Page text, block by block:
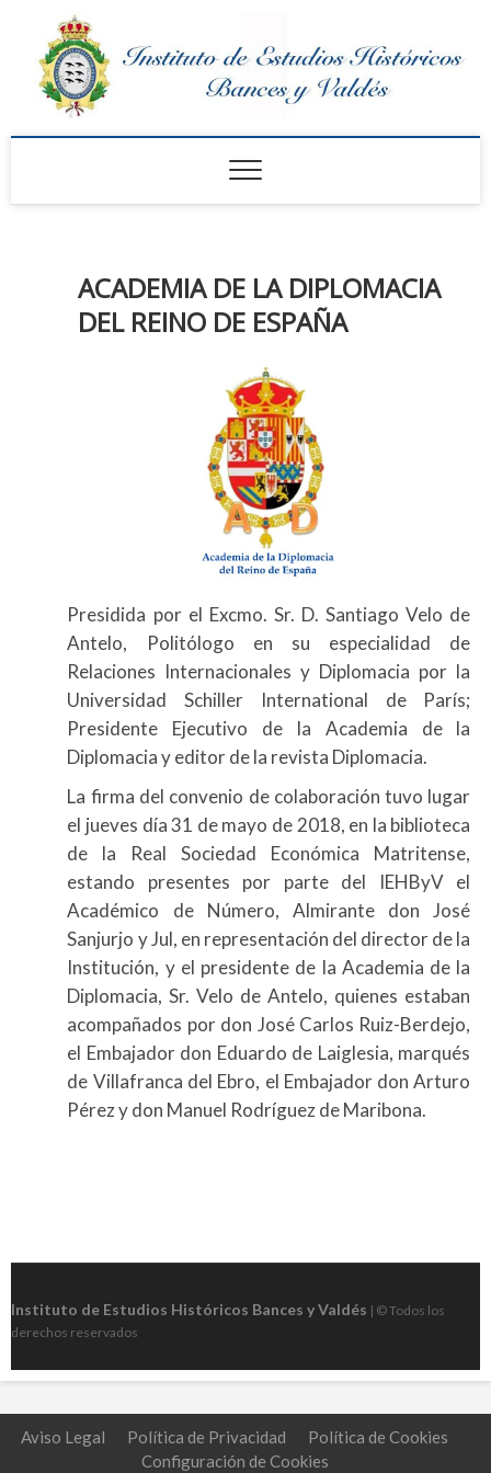
contenido
Instituto de Estudios
Históricos Bances y
ACADEMIA DE LA DIPLOMACIA
DEL REINO DE ESPAÑA
Presidida por el Excmo. Sr. D. Santiago Velo de
Antelo, Politólogo en su especialidad de
Relaciones Internacionales y Diplomacia por la
Universidad Schiller International de París;
Presidente Ejecutivo de la Academia de la
Diplomacia y editor de la revista Diplomacia.
La firma del convenio de colaboración tuvo lugar
el jueves día 31 de mayo de 2018, en la biblioteca
de la Real Sociedad Económica Matritense,
estando presentes por parte del IEHByV el
Académico de Número, Almirante don José
Sanjurjo y Jul, en representación del director de la
Institución, y el presidente de la Academia de la
Diplomacia, Sr. Velo de Antelo, quienes estaban
acompañados por don José Carlos Ruiz-Berdejo,
el Embajador don Eduardo de Laiglesia, marqués
de Villafranca del Ebro, el Embajador don Arturo
Pérez y don Manuel Rodríguez de Maribona.
Instituto de Estudios Históricos Bances y Valdés | © Todos los
derechos reservados
Aviso Legal Política de Privacidad
Política de Cookies
Configuración de Cookies